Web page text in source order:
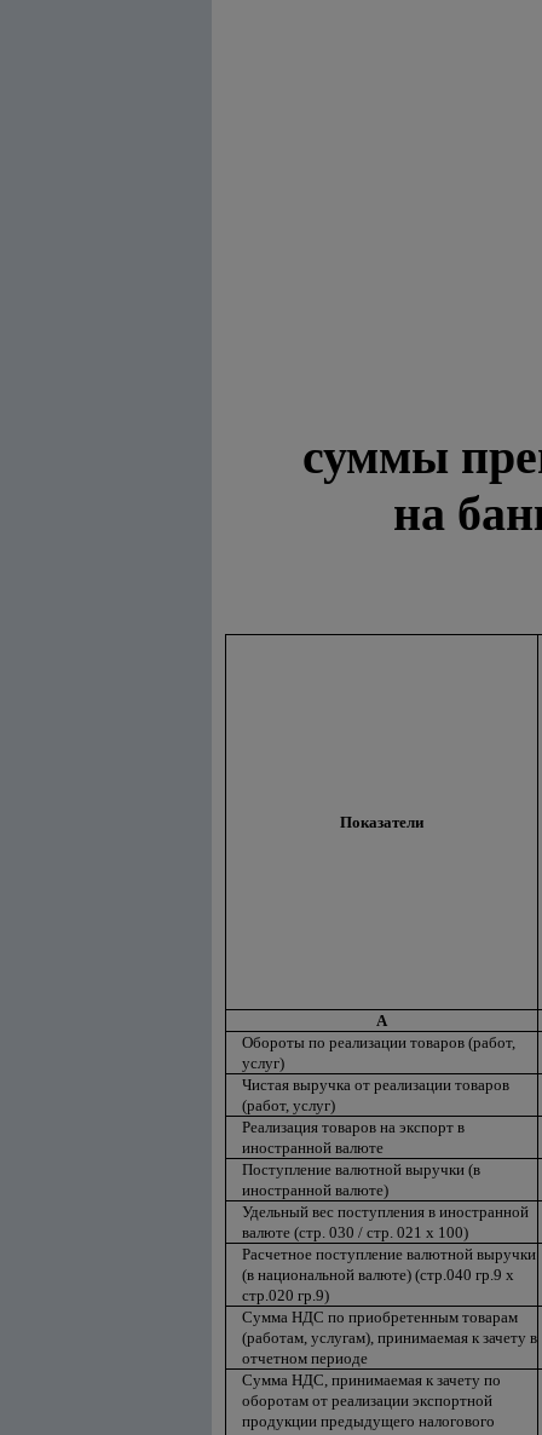
суммы
на
Показатели
А
Обороты по реализации товаров (работ,
услуг)
Чистая выручка от реализации товаров
(работ, услуг)
Реализация товаров на экспорт в
иностранной валюте
Поступление валютной выручки (в
иностранной валюте)
Удельный вес поступления в иностранной
валюте (стр. 030 / стр. 021 х 100)
Расчетное поступление валютной выручки
(в национальной валюте) (стр.040 гр.9 х
стр.020 гр.9)
Сумма НДС по приобретенным товарам
(работам, услугам), принимаемая к зачету в
отчетном периоде
Сумма НДС, принимаемая к зачету по
оборотам от реализации экспортной
продукции предыдущего налогового